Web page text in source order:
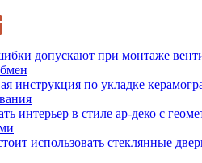
допускают при монтаже
инструкция по укладке
интерьер в стиле ар-деко с
использовать стеклянные